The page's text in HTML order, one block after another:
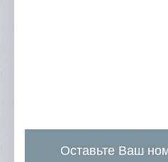
Оставьте Ваш